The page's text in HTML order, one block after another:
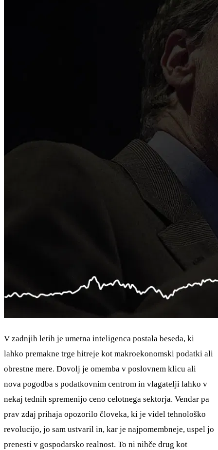
V zadnjih letih je umetna inteligenca postala beseda, ki
lahko premakne trge hitreje kot makroekonomski podatki ali
obrestne mere. Dovolj je omemba v poslovnem klicu ali
nova pogodba s podatkovnim centrom in vlagatelji lahko v
nekaj tednih spremenijo ceno celotnega sektorja. Vendar pa
prav zdaj prihaja opozorilo človeka, ki je videl tehnološko
revolucijo, jo sam ustvaril in, kar je najpomembneje, uspel jo
prenesti v gospodarsko realnost. To ni nihče drug kot